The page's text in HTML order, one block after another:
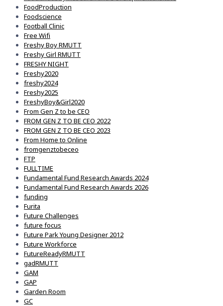
FoodProduction
Foodscience
Football Clinic
Free Wifi
Freshy Boy RMUTT
Freshy Girl RMUTT
FRESHY NIGHT
Freshy2020
freshy2024
Freshy2025
FreshyBoy&Girl2020
From Gen Z to be CEO
FROM GEN Z TO BE CEO 2022
FROM GEN Z TO BE CEO 2023
From Home to Online
fromgenztobeceo
FTP
FULLTIME
Fundamental Fund Research Awards 2024
Fundamental Fund Research Awards 2026
funding
Furita
Future Challenges
future focus
Future Park Young Designer 2012
Future Workforce
FutureReadyRMUTT
gadRMUTT
GAM
GAP
Garden Room
GC